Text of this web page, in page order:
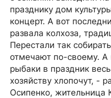
празднику дом
концерт. А вот
развала колхоза,
Перестали так
отмечают по-своему. А
рыбаки в праздник
хозяйству хлопочут, -
Осипенко, жительница